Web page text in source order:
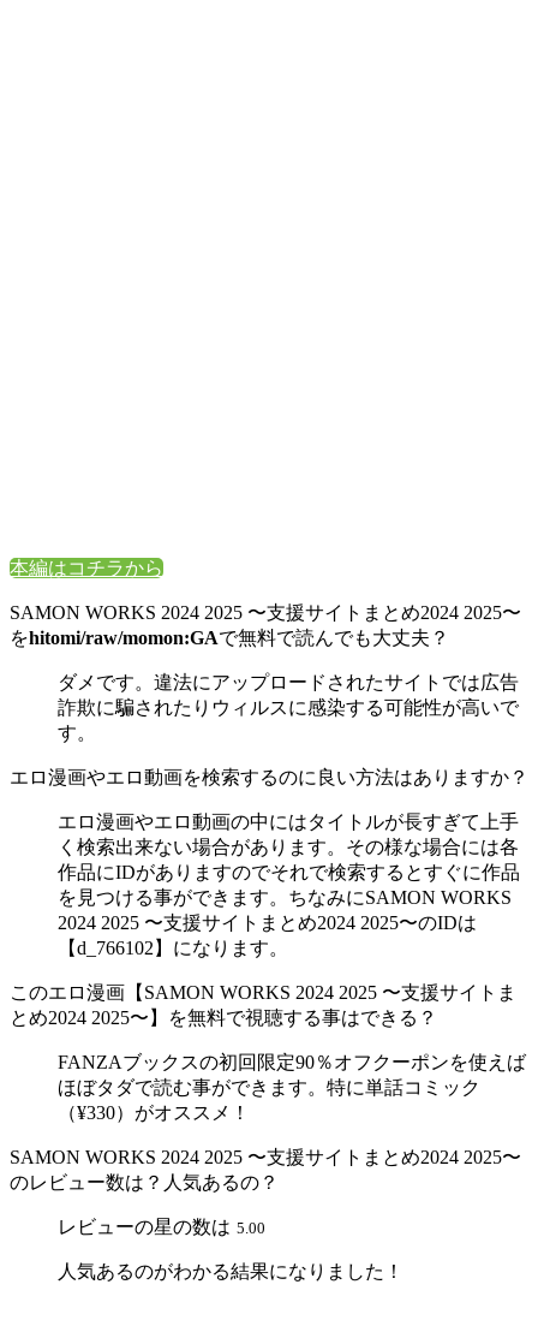
本編はコチラから
SAMON WORKS 2024 2025 〜支援サイトまとめ2024 2025〜
をhitomi/raw/momon:GAで無料で読んでも大丈夫？
ダメです。違法にアップロードされたサイトでは広告
詐欺に騙されたりウィルスに感染する可能性が高いで
す。
エロ漫画やエロ動画を検索するのに良い方法はありますか？
エロ漫画やエロ動画の中にはタイトルが長すぎて上手
く検索出来ない場合があります。その様な場合には各
作品にIDがありますのでそれで検索するとすぐに作品
を見つける事ができます。ちなみにSAMON WORKS
2024 2025 〜支援サイトまとめ2024 2025〜のIDは
【d_766102】になります。
このエロ漫画【SAMON WORKS 2024 2025 〜支援サイトま
とめ2024 2025〜】を無料で視聴する事はできる？
FANZAブックスの初回限定90％オフクーポンを使えば
ほぼタダで読む事ができます。特に単話コミック
（¥330）がオススメ！
SAMON WORKS 2024 2025 〜支援サイトまとめ2024 2025〜
のレビュー数は？人気あるの？
レビューの星の数は 5.00
人気あるのがわかる結果になりました！